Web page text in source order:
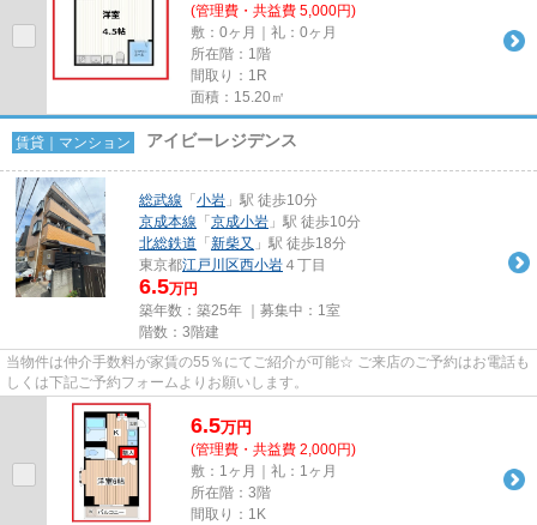
(管理費・共益費 5,000円)
敷：0ヶ月｜礼：0ヶ月
所在階：1階
間取り：1R
面積：15.20㎡
賃貸｜マンション アイビーレジデンス
総武線 「 小岩 」駅 徒歩10分
京成本線 「 京成小岩 」駅 徒歩10分
北総鉄道 「 新柴又 」駅 徒歩18分
東京都江戸川区西小岩 ４丁目
6.5万円
築年数：築25年 ｜募集中： 1室
階数：3階建
当物件は仲介手数料が家賃の55％にてご紹介が可能☆ ご来店のご予約はお電話も
しくは下記ご予約フォームよりお願いします。
6.5万円
(管理費・共益費 2,000円)
敷：1ヶ月｜礼：1ヶ月
所在階：3階
間取り：1K